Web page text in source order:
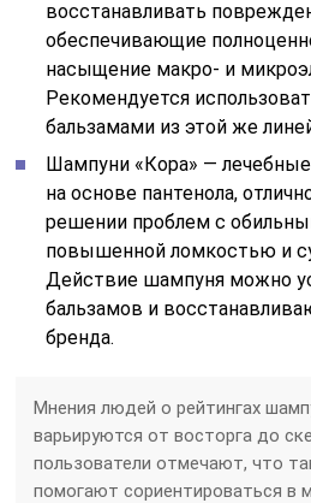
восстанавливать
обеспечивающие
насыщение макро- и
Рекомендуется
бальзамами из этой же
Шампуни «Кора» —
на основе пантенола,
решении проблем с
повышенной ломкостью и
Действие шампуня можно
бальзамов и
бренда.
Мнения людей о рейтингах
варьируются от восторга до
пользователи отмечают, что
помогают сориентироваться в